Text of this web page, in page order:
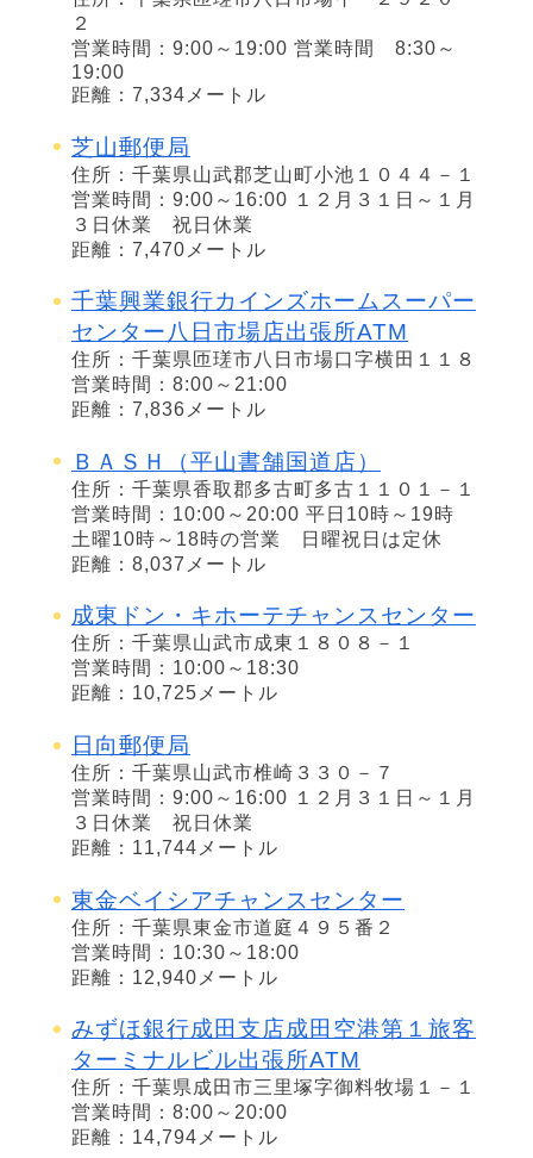
２
営業時間：9:00～19:00 営業時間 8:30～
19:00
距離：7,334メートル
芝山郵便局
住所：千葉県山武郡芝山町小池１０４４－１
営業時間：9:00～16:00 １２月３１日～１月
３日休業 祝日休業
距離：7,470メートル
千葉興業銀行カインズホームスーパー
センター八日市場店出張所ATM
住所：千葉県匝瑳市八日市場口字横田１１８
営業時間：8:00～21:00
距離：7,836メートル
ＢＡＳＨ（平山書舗国道店）
住所：千葉県香取郡多古町多古１１０１－１
営業時間：10:00～20:00 平日10時～19時
土曜10時～18時の営業 日曜祝日は定休
距離：8,037メートル
成東ドン・キホーテチャンスセンター
住所：千葉県山武市成東１８０８－１
営業時間：10:00～18:30
距離：10,725メートル
日向郵便局
住所：千葉県山武市椎崎３３０－７
営業時間：9:00～16:00 １２月３１日～１月
３日休業 祝日休業
距離：11,744メートル
東金ベイシアチャンスセンター
住所：千葉県東金市道庭４９５番２
営業時間：10:30～18:00
距離：12,940メートル
みずほ銀行成田支店成田空港第１旅客
ターミナルビル出張所ATM
住所：千葉県成田市三里塚字御料牧場１－１
営業時間：8:00～20:00
距離：14,794メートル